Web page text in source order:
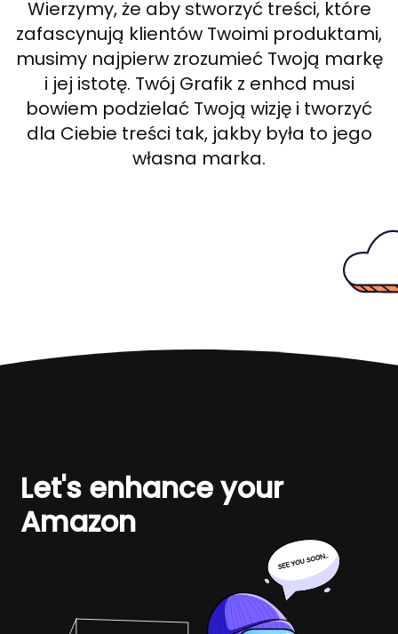
Wierzymy, że aby stworzyć treści, które
zafascynują klientów Twoimi produktami,
musimy najpierw zrozumieć Twoją markę
i jej istotę. Twój Grafik z enhcd musi
bowiem podzielać Twoją wizję i tworzyć
dla Ciebie treści tak, jakby była to jego
własna marka.
Let's enhance your
Amazon